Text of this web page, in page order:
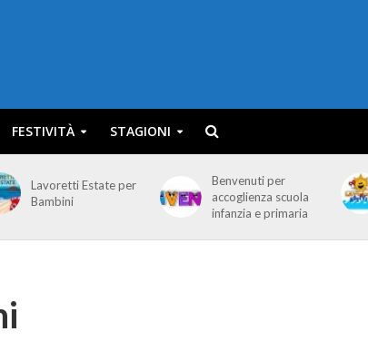
FESTIVITÀ STAGIONI
Lavoretti Estate per
Bambini
Benvenuti per
accoglienza scuola
infanzia e primaria